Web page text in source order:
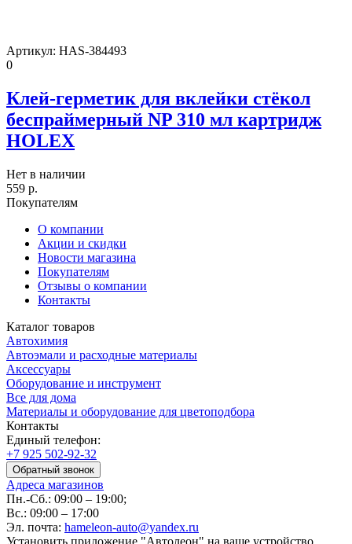
Артикул: HAS-384493
0
Клей-герметик для вклейки стёкол
беcпраймерный NP 310 мл картридж
HOLEX
Нет в наличии
559 р.
Покупателям
О компании
Акции и скидки
Новости магазина
Покупателям
Отзывы о компании
Контакты
Каталог товаров
Автохимия
Автоэмали и расходные материалы
Аксессуары
Оборудование и инструмент
Все для дома
Материалы и оборудование для цветоподбора
Контакты
Единый телефон:
+7 925 502-92-32
Обратный звонок
Адреса магазинов
Пн.-Сб.: 09:00 – 19:00;
Вс.: 09:00 – 17:00
Эл. почта: hameleon-auto@yandex.ru
Установить приложение "Автолеон" на ваше устройство